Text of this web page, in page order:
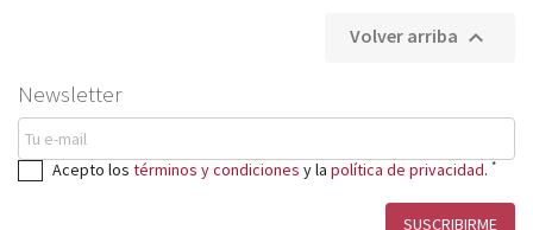
Newsletter
Acepto los términos y condiciones y la política de privacidad. *
Volver arriba 